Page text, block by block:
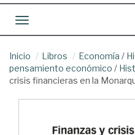
Toggle navigation
Inicio Libros Economía /
pensamiento económico /
crisis financieras en la